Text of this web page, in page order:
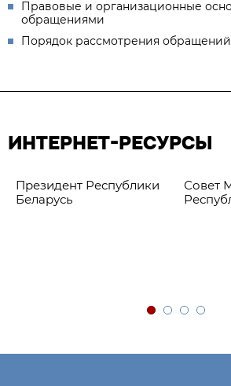
Правовые и организационные
обращениями
Порядок рассмотрения обращений
ИНТЕРНЕТ-РЕСУРСЫ
Президент Республики
Беларусь
Совет